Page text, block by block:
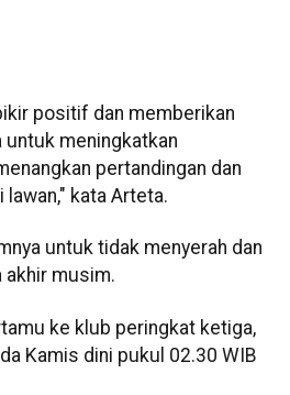
positif dan memberikan
untuk meningkatkan
pertandingan dan
kata Arteta.
untuk tidak menyerah dan
musim.
ke klub peringkat ketiga,
Kamis dini pukul 02.30 WIB